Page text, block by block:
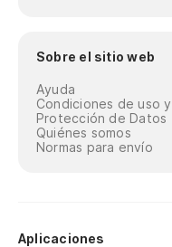
Sobre el sitio web
Ayuda
Condiciones de uso
Protección de Datos
Quiénes somos
Normas para envío
Aplicaciones